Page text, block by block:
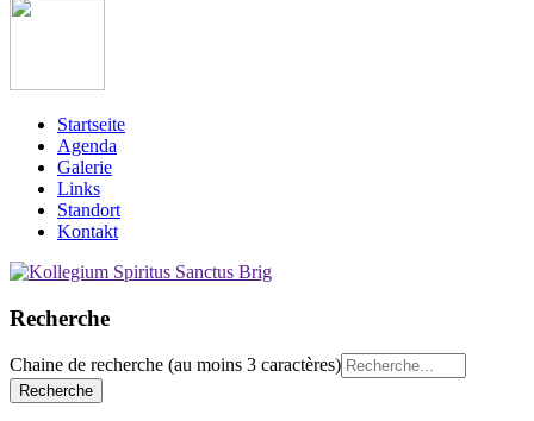
Startseite
Agenda
Galerie
Links
Standort
Kontakt
Recherche
Chaine de recherche (au moins 3 caractères)